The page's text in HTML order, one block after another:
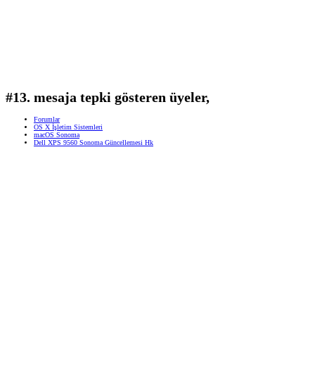
#13. mesaja tepki gösteren üyeler,
Forumlar
OS X İşletim Sistemleri
macOS Sonoma
Dell XPS 9560 Sonoma Güncellemesi Hk